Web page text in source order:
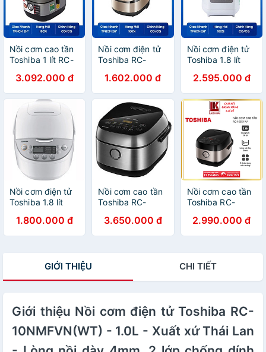
Nồi cơm cao tần
Toshiba 1 lít RC-
chính hãng
3.092.000 đ
Nồi cơm điện tử
Toshiba RC-
Hàng chính hãng
1.602.000 đ
Nồi cơm điện tử
Toshiba 1.8 lít
Hàng chính hãng
2.595.000 đ
Nồi cơm điện tử
Toshiba 1.8 lít
18DH2PV(W)-
Hàng chính hãng
1.800.000 đ
Nồi cơm cao tần
Toshiba RC-
Hàng Chính Hãng
3.650.000 đ
Nồi cơm cao tần
Toshiba RC-
Công nghệ cao
tần IH 1000W +
chống dính, Chế
tháng, chất
lượng Nhật Bản
2.990.000 đ
GIỚI THIỆU CHI TIẾT
Giới thiệu Nồi cơm điện tử Toshiba RC-
10NMFVN(WT) - 1.0L - Xuất xứ Thái Lan